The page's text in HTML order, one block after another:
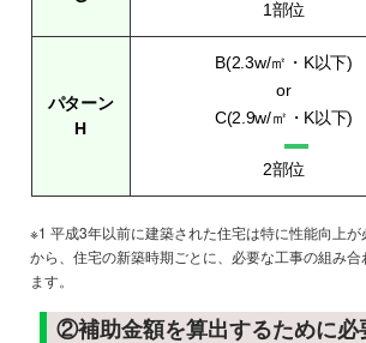
1部位
パターン
H
B(2.3w/㎡・K以下)
or
C(2.9w/㎡・K以下)
2部位
※1 平成3年以前に建築された住宅は特に性能向上
から、住宅の新築時期ごとに、必要な工事の組み合
ます。
②補助金額を算出するために必